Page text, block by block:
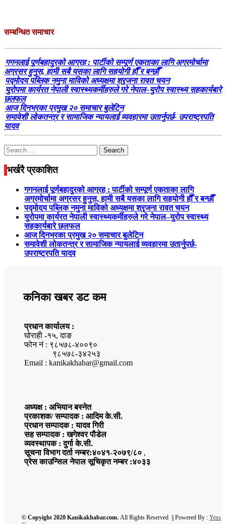
सम्बन्धित समाचार
गगनलाई पूर्णबहादुरको आग्रह : पार्टीको सम्पूर्ण एकताका लागि अग्रमोर्चामा
अग्रसर हुनुस, हामी सबै यसका लागि सहयोगी हौँ र बन्छौँ
पद्मोदय पब्लिक नमुना माविको अध्यक्षमा श्रृजना रावत चयन
युरोपमा कार्यरत नेपाली स्वास्थ्यकर्मीहरुले गरे नेपाल–युरोप स्वास्थ्य सहकार्यबारे
छलफल
आज दिनभरका प्रमुख २० समाचार बुलेटिन
समावेशी लोकतन्त्र र सामाजिक न्यायलाई व्यवहारमा उतार्नुपर्छ- उपराष्ट्रपति
यादव
Search
for:
भर्खरै प्रकाशित
गगनलाई पूर्णबहादुरको आग्रह : पार्टीको सम्पूर्ण एकताका लागि
अग्रमोर्चामा अग्रसर हुनुस, हामी सबै यसका लागि सहयोगी हौँ र बन्छौँ
पद्मोदय पब्लिक नमुना माविको अध्यक्षमा श्रृजना रावत चयन
युरोपमा कार्यरत नेपाली स्वास्थ्यकर्मीहरुले गरे नेपाल–युरोप स्वास्थ्य
सहकार्यबारे छलफल
आज दिनभरका प्रमुख २० समाचार बुलेटिन
समावेशी लोकतन्त्र र सामाजिक न्यायलाई व्यवहारमा उतार्नुपर्छ-
उपराष्ट्रपति यादव
कनिका खबर डट कम
प्रधान कार्यालय :
घोराही -१५, दाङ
फोन नं : ९८५७८-४००९०
९८५७८-३४२५३
Email : kanikakhabar@gmail.com
अध्यक्ष : अभियान बस्नेत
प्रकाशक/ सम्पादक : आदिम के.सी.
प्रधान सम्पादक : यादव गिरी
सह सम्पादक : खगेश्वर पौडेल
व्यवस्थापक : दुर्गा के.सी.
सूचना विभाग दर्ता नम्बर:४०४१-२०७९/८० ,
प्रेस काउन्सिल नेपाल सूचिकृत नम्बर :४०३३
© Copyight 2020 Kanikakhabar.com. All Rights Reserved || Powered By : Yess